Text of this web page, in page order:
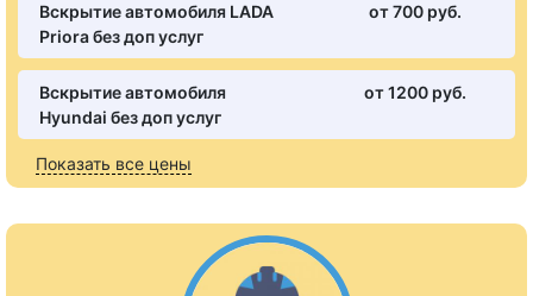
Вскрытие автомобиля LADA
Priora без доп услуг
от 700 pуб.
Вскрытие автомобиля
Hyundai без доп услуг
от 1200 pуб.
Показать все цены